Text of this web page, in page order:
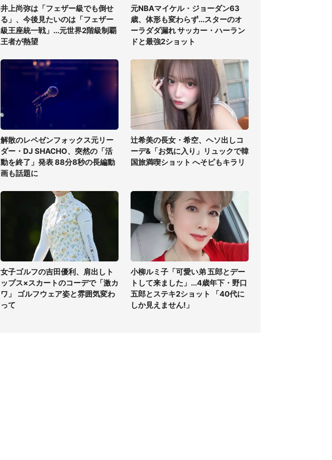
井上尚弥は「フェザー級でも倒せ
る」、今後見たいのは「フェザー
級王座統一戦」...元世界2階級制覇
王者が熱望
元NBAマイケル・ジョーダン63
歳、体形も変わらず...スターのオ
ーラダダ漏れ サッカー・ハーラン
ドと最強2ショット
解散のレペゼンフォックス元リー
ダー・DJ SHACHO、突然の「活
動を終了」発表 88分8秒の長編動
画も話題に
辻希美の長女・希空、ヘソ出しコ
ーデ&「お気に入り」リュックで韓
国旅満喫ショット へそピもキラリ
女子ゴルフの吉田優利、肩出しト
ップス×スカートのコーデで「激カ
ワ」 ゴルフウェア姿と雰囲気変わ
って
小柳ルミ子「可愛い弟 五郎とデー
トして来ました」...4歳年下・野口
五郎とステキ2ショット 「40代に
しか見えません!」